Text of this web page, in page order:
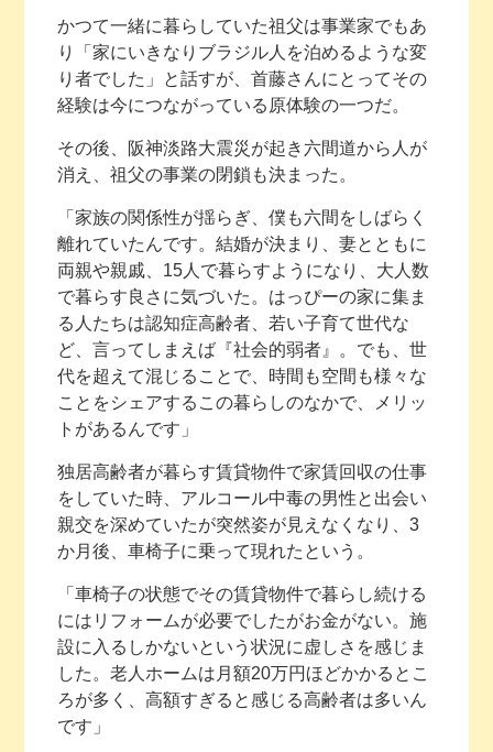
かつて一緒に暮らしていた祖父は事業家でもあ
り「家にいきなりブラジル人を泊めるような変
り者でした」と話すが、首藤さんにとってその
経験は今につながっている原体験の一つだ。
その後、阪神淡路大震災が起き六間道から人が
消え、祖父の事業の閉鎖も決まった。
「家族の関係性が揺らぎ、僕も六間をしばらく
離れていたんです。結婚が決まり、妻とともに
両親や親戚、15人で暮らすようになり、大人数
で暮らす良さに気づいた。はっぴーの家に集ま
る人たちは認知症高齢者、若い子育て世代な
ど、言ってしまえば『社会的弱者』。でも、世
代を超えて混じることで、時間も空間も様々な
ことをシェアするこの暮らしのなかで、メリッ
トがあるんです」
独居高齢者が暮らす賃貸物件で家賃回収の仕事
をしていた時、アルコール中毒の男性と出会い
親交を深めていたが突然姿が見えなくなり、3
か月後、車椅子に乗って現れたという。
「車椅子の状態でその賃貸物件で暮らし続ける
にはリフォームが必要でしたがお金がない。施
設に入るしかないという状況に虚しさを感じま
した。老人ホームは月額20万円ほどかかるとこ
ろが多く、高額すぎると感じる高齢者は多いん
です」